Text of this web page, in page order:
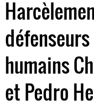
humains
et Pedro